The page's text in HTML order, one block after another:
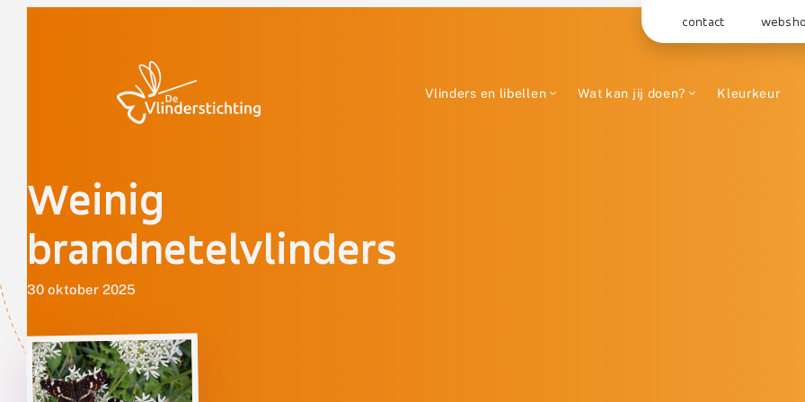
contact
Vlinders en libellen Wat kan jij doen? Kleurkeur
Weinig
brandnetelvlinders
30 oktober 2025